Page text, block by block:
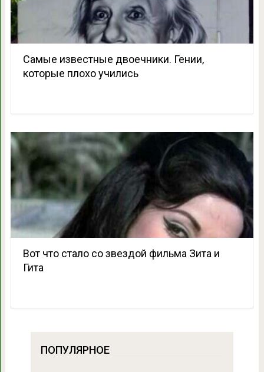
Самые известные двоечники. Гении,
которые плохо учились
Вот что стало со звездой фильма Зита и
Гита
ПОПУЛЯРНОЕ